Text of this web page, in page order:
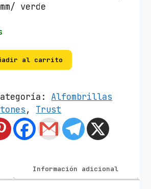
verde
al carrito
Alfombrillas
, Trust
Información adicional